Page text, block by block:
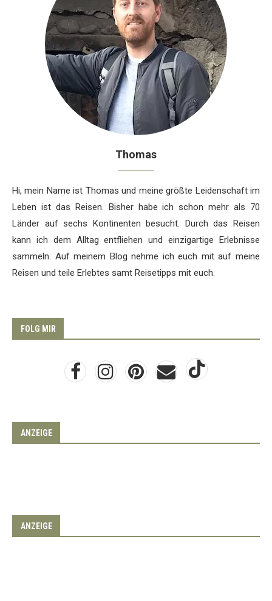
Thomas
Hi, mein Name ist Thomas und meine größte Leidenschaft im
Leben ist das Reisen. Bisher habe ich schon mehr als 70
Länder auf sechs Kontinenten besucht. Durch das Reisen
kann ich dem Alltag entfliehen und einzigartige Erlebnisse
sammeln. Auf meinem Blog nehme ich euch mit auf meine
Reisen und teile Erlebtes samt Reisetipps mit euch.
FOLG MIR
ANZEIGE
ANZEIGE